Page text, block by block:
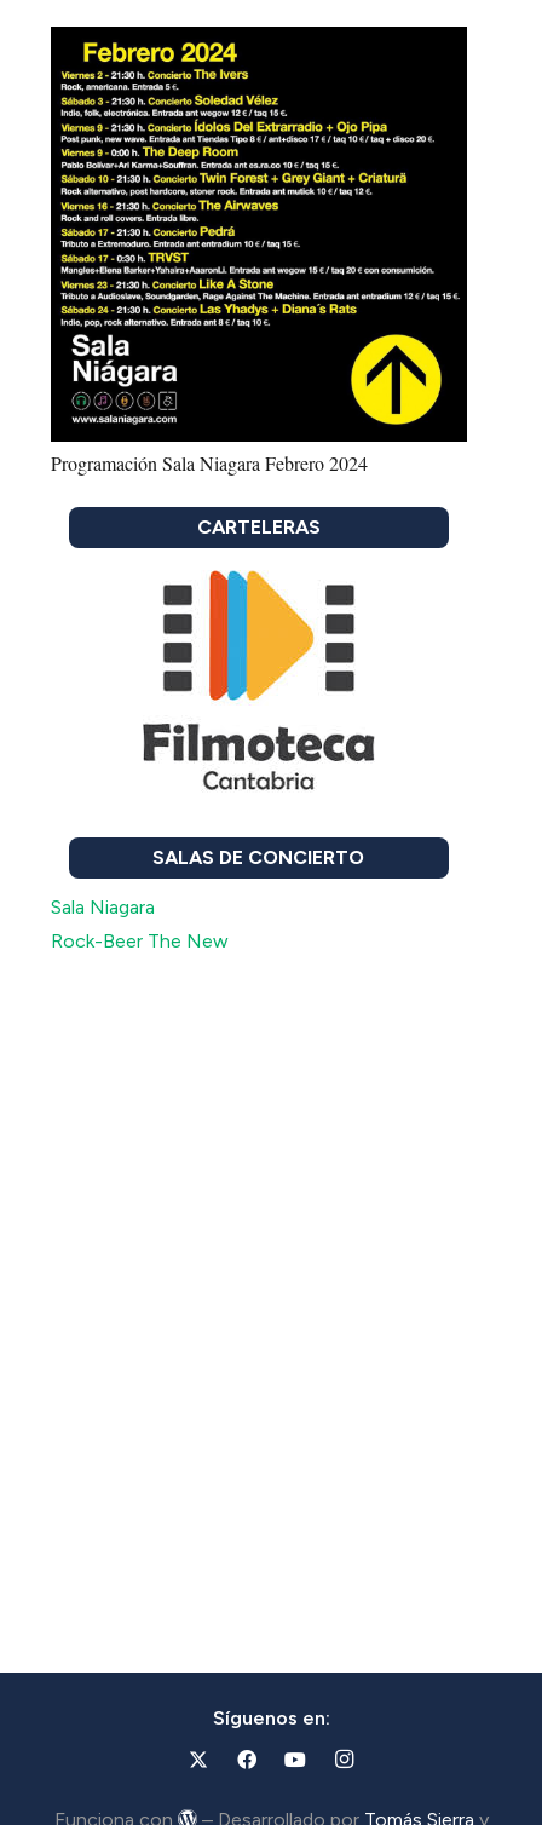
Programación Sala Niagara Febrero 2024
CARTELERAS
SALAS DE CONCIERTO
Sala Niagara
Rock-Beer The New
Síguenos en:
Funciona con – Desarrollado por Tomás Sierra y